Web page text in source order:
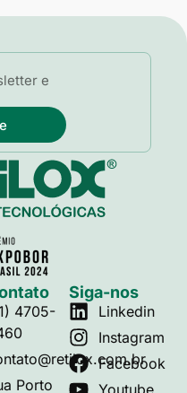
4705-
Porto
Siga-nos
Linkedin
Instagram
Facebook